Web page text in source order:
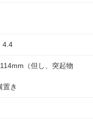
4.4
（但し、突起物
置き